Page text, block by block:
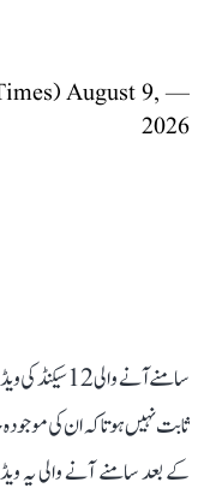
— Economic Times (@EconomicTimes)
August 9,
2026
سامنے آنے
ثابت نہیں ہوتا کہ ان کی
کے بعد سامنے آنے والی یہ